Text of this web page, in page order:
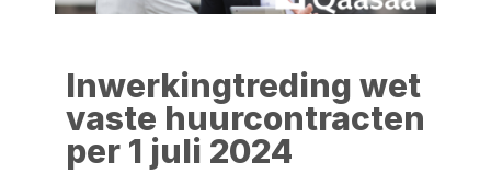
Inwerkingtreding wet
vaste huurcontracten
per 1 juli 2024